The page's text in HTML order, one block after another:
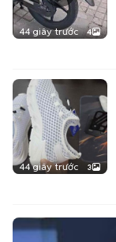
44 giây trước 4
44 giây trước 3